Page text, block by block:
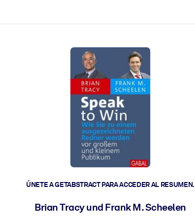
ÚNETE A GETABSTRACT PARA ACCEDER AL RESUMEN.
Brian Tracy und Frank M. Scheelen